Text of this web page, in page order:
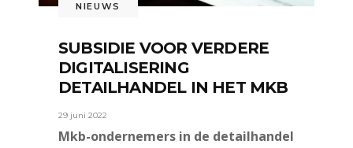
NIEUWS
SUBSIDIE VOOR VERDERE
DIGITALISERING
DETAILHANDEL IN HET MKB
29 juni 2022
Mkb-ondernemers in de detailhandel